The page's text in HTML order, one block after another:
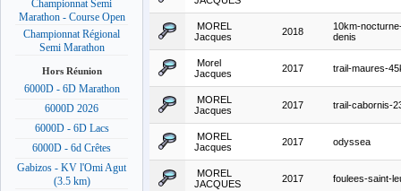
Championnat Semi
Marathon - Course Open
Championnat Régional
Semi Marathon
Hors Réunion
6000D - 6D Marathon
6000D 2026
6000D - 6D Lacs
6000D - 6d Crêtes
Gabizos - KV l'Omi Agut
(3.5 km)
MOREL
Jacques
2018
10km-
denis
Morel
Jacques
2017 trail-maures-
MOREL
Jacques
2017 trail-cabornis-
MOREL
Jacques
2017 odyssea
MOREL
JACQUES
2017 foulees-saint-